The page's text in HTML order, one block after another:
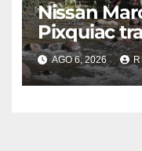
Nissan
Pixquiac
de camino
Briones
AGO 6, 2026